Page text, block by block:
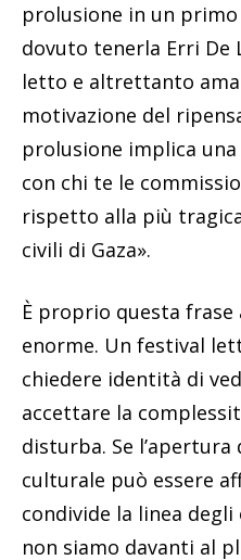
prolusione in un
dovuto tenerla Erri De
letto e altrettanto
motivazione del
prolusione implica
con chi te le
rispetto alla più
civili di Gaza».
È proprio questa frase
enorme. Un festival
chiedere identità di
accettare la
disturba. Se
culturale può essere
condivide la linea
non siamo davanti al